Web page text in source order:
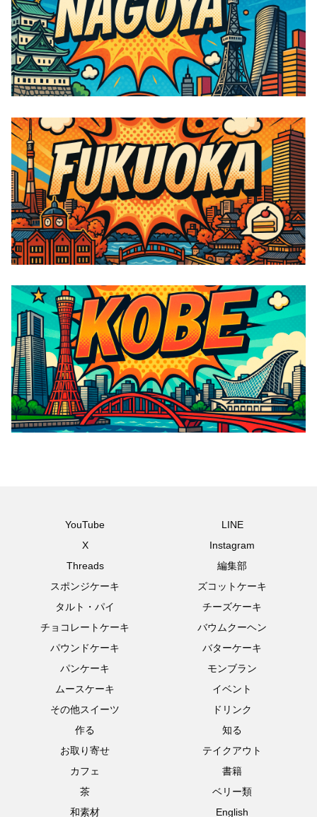
YouTube
LINE
X
Instagram
Threads
編集部
スポンジケーキ
ズコットケーキ
タルト・パイ
チーズケーキ
チョコレートケーキ
バウムクーヘン
パウンドケーキ
バターケーキ
パンケーキ
モンブラン
ムースケーキ
イベント
その他スイーツ
ドリンク
作る
知る
お取り寄せ
テイクアウト
カフェ
書籍
茶
ベリー類
和素材
English